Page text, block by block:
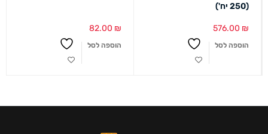
(250 יח')
576.00 ₪
הוספה לסל
82.00 ₪
הוספה לסל